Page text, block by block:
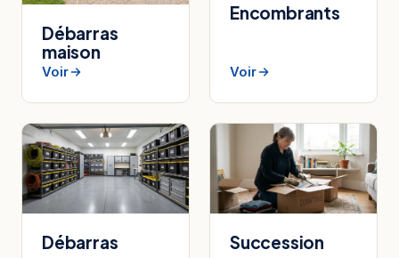
Débarras
maison
Voir
Encombrants
Voir
Débarras
Succession